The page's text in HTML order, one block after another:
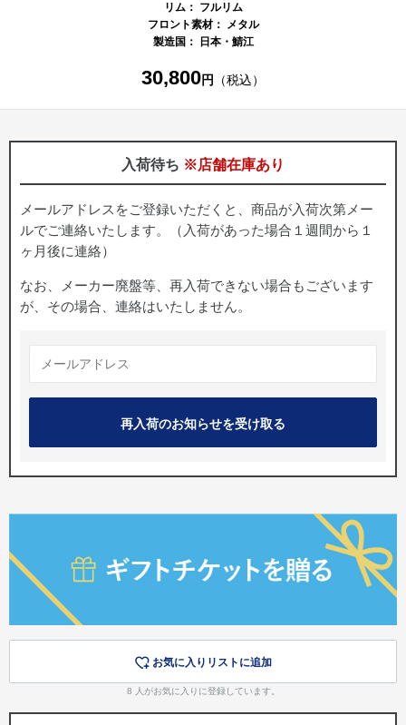
リム： フルリム
フロント素材： メタル
製造国：
日本・鯖江
30,800円 （税込）
入荷待ち ※店舗在庫あり
メールアドレスをご登録いただくと、商品が入荷次第メー
ルでご連絡いたします。（入荷があった場合１週間から１
ヶ月後に連絡）
なお、メーカー廃盤等、再入荷できない場合もございます
が、その場合、連絡はいたしません。
お気に入りリストに追加
8 人がお気に入りに登録しています。